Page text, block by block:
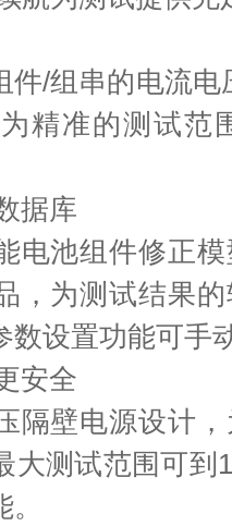
件/组串的电流
精准的测试范
据库
电池组件修正
，为测试结果
数设置功能可⼿
安全
隔壁电源设计
⼤测试范围可到